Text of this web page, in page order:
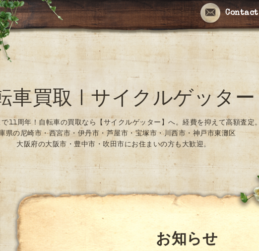
Contact
車買取 | サイクルゲッター
11周年！自転車の買取なら【サイクルゲッター】へ。経費を抑えて高額査定。
県の尼崎市・西宮市・伊丹市・芦屋市・宝塚市・川西市・神戸市東灘区
大阪府の大阪市・豊中市・吹田市にお住まいの方も大歓迎。
お知らせ